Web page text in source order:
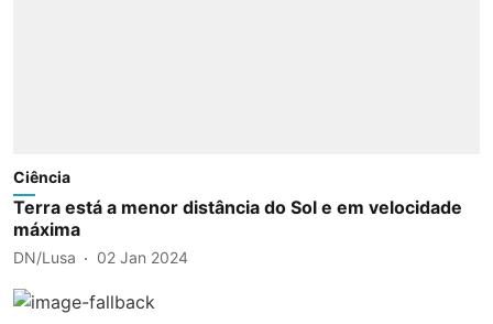
Ciência
Terra está a menor distância do Sol e em velocidade
máxima
DN/Lusa 02 Jan 2024